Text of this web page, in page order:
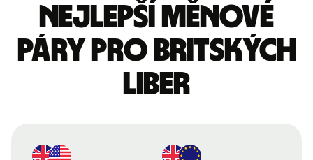
Nejlepší měnové
páry pro britských
liber